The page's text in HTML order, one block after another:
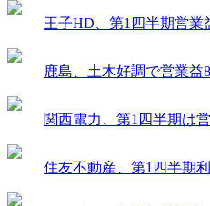
王子HD、第1四半期営
鹿島、土木好調で営業
関西電力、第1四半期は
住友不動産、第1四半期